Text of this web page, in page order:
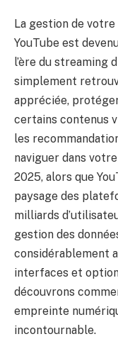
La gestion de
YouTube est
l’ère du streaming
simplement
appréciée,
certains contenus
les
naviguer dans
2025, alors que
paysage des
milliards
gestion des
considérablement
interfaces et
découvrons
empreinte
incontournable.